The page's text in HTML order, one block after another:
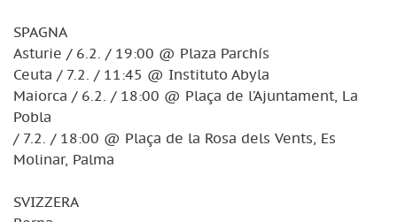
SPAGNA
Asturie / 6.2. / 19:00 @ Plaza Parchís
Ceuta / 7.2. / 11:45 @ Instituto Abyla
Maiorca / 6.2. / 18:00 @ Plaça de l’Ajuntament, La
Pobla
/ 7.2. / 18:00 @ Plaça de la Rosa dels Vents, Es
Molinar, Palma
SVIZZERA